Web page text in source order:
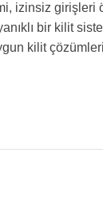
izinsiz girişleri
bir kilit
kilit